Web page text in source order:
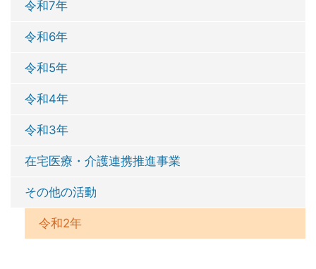
令和7年
令和6年
令和5年
令和4年
令和3年
在宅医療・介護連携推進事業
その他の活動
令和2年